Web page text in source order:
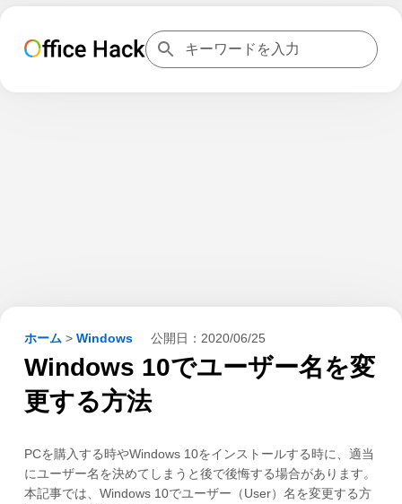
ホーム > Windows 公開日： 2020/06/25
Windows 10でユーザー名を変
更する方法
PCを購入する時やWindows 10をインストールする時に、適当
にユーザー名を決めてしまうと後で後悔する場合があります。
本記事では、Windows 10でユーザー（User）名を変更する方